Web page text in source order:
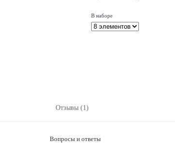
В наборе
Отзывы (1)
Вопросы и ответы